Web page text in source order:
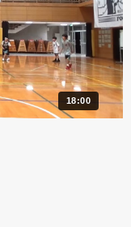
18:00